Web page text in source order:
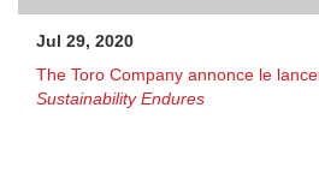
Jul 29, 2020
The Toro Company annonce le
Sustainability Endures